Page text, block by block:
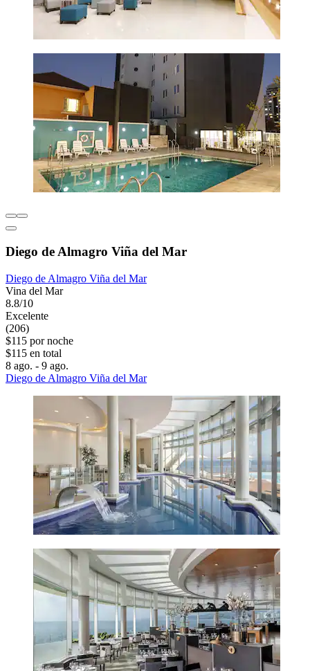
Diego de Almagro Viña del Mar
Diego de Almagro Viña del Mar
Vina del Mar
8.8/10
Excelente
(206)
$115 por noche
$115 en total
8 ago. - 9 ago.
Diego de Almagro Viña del Mar